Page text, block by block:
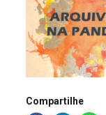
Compartilhe